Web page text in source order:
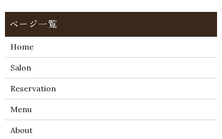
Home
Salon
Reservation
Menu
About